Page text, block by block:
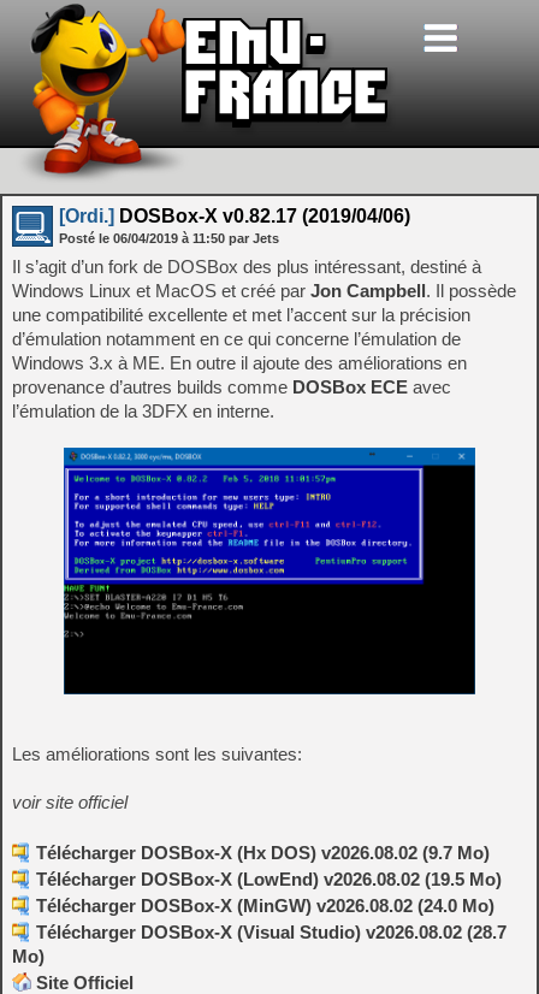
[Ordi.] DOSBox-X v0.82.17 (2019/04/06)
Posté le 06/04/2019 à 11:50 par Jets
Il s’agit d’un fork de DOSBox des plus intéressant, destiné à
Windows Linux et MacOS et créé par Jon Campbell. Il possède
une compatibilité excellente et met l’accent sur la précision
d’émulation notamment en ce qui concerne l’émulation de
Windows 3.x à ME. En outre il ajoute des améliorations en
provenance d’autres builds comme DOSBox ECE avec
l’émulation de la 3DFX en interne.
Les améliorations sont les suivantes:
voir site officiel
Télécharger DOSBox-X (Hx DOS) v2026.08.02 (9.7 Mo)
Télécharger DOSBox-X (LowEnd) v2026.08.02 (19.5 Mo)
Télécharger DOSBox-X (MinGW) v2026.08.02 (24.0 Mo)
Télécharger DOSBox-X (Visual Studio) v2026.08.02 (28.7
Mo)
Site Officiel